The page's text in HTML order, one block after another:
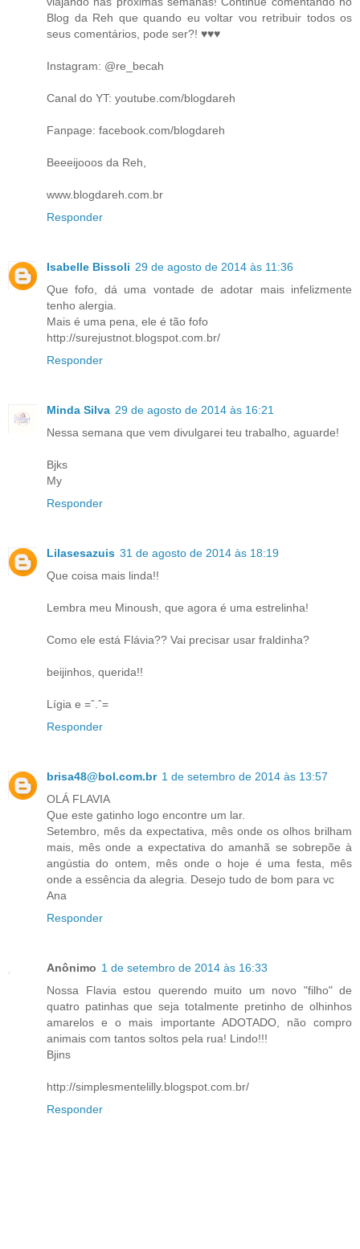
Blog da Reh que quando eu voltar vou retribuir todos os
seus comentários, pode ser?! ♥♥♥
Instagram: @re_becah
Canal do YT: youtube.com/blogdareh
Fanpage: facebook.com/blogdareh
Beeeijooos da Reh,
www.blogdareh.com.br
Responder
Isabelle Bissoli 29 de agosto de 2014 às 11:36
Que fofo, dá uma vontade de adotar mais infelizmente
tenho alergia.
Mais é uma pena, ele é tão fofo
http://surejustnot.blogspot.com.br/
Responder
Minda Silva 29 de agosto de 2014 às 16:21
Nessa semana que vem divulgarei teu trabalho, aguarde!
Bjks
My
Responder
Lilasesazuis 31 de agosto de 2014 às 18:19
Que coisa mais linda!!
Lembra meu Minoush, que agora é uma estrelinha!
Como ele está Flávia?? Vai precisar usar fraldinha?
beijinhos, querida!!
Lígia e =ˆ.ˆ=
Responder
brisa48@bol.com.br 1 de setembro de 2014 às 13:57
OLÁ FLAVIA
Que este gatinho logo encontre um lar.
Setembro, mês da expectativa, mês onde os olhos brilham
mais, mês onde a expectativa do amanhã se sobrepõe à
angústia do ontem, mês onde o hoje é uma festa, mês
onde a essência da alegria. Desejo tudo de bom para vc
Ana
Responder
Anônimo 1 de setembro de 2014 às 16:33
Nossa Flavia estou querendo muito um novo "filho" de
quatro patinhas que seja totalmente pretinho de olhinhos
amarelos e o mais importante ADOTADO, não compro
animais com tantos soltos pela rua! Lindo!!!
Bjins
http://simplesmentelilly.blogspot.com.br/
Responder